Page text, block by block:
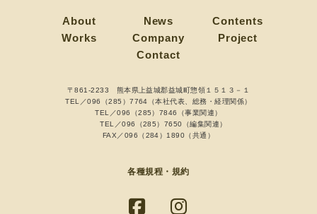
About News
Contents
Works
Company
Project
Contact
〒861-2233 熊本県上益城郡益城町惣領１５１３－１
TEL／096（285）7764（本社代表、総務・経理関係）
TEL／096（285）7846（事業関連）
TEL／096（285）7650（編集関連）
FAX／096（284）1890（共通）
各種規程・規約